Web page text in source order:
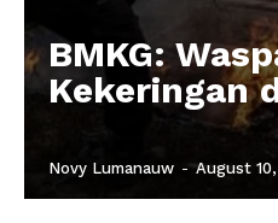
BMKG:
Kekeringan
Novy Lumanauw - August